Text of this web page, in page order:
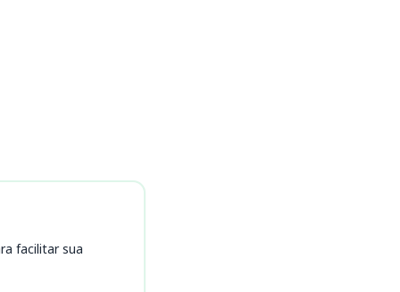
facilitar sua